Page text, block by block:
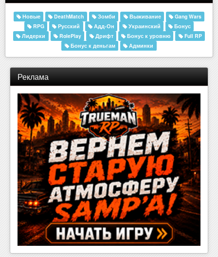
Новые DeathMatch Зомби Выживание
Gang Wars
RPG
Русский Адд-Он Украинский
Бонус
Лидерки
RolePlay Дрифт Бонус к уровню
Full RP
Бонус к деньгам
Админки
Реклама